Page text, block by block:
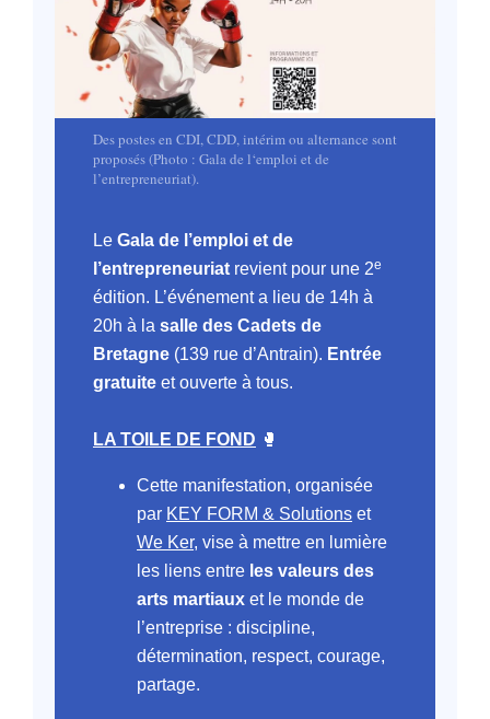
Des postes en CDI, CDD, intérim ou alternance sont
proposés (Photo : Gala de l‘emploi et de
l’entrepreneuriat).
Le Gala de l’emploi et de
l’entrepreneuriat revient pour une 2e
édition. L’événement a lieu de 14h à
20h à la salle des Cadets de
Bretagne (139 rue d’Antrain). Entrée
gratuite et ouverte à tous.
LA TOILE DE FOND 🥊
Cette manifestation, organisée
par KEY FORM & Solutions et
We Ker, vise à mettre en lumière
les liens entre les valeurs des
arts martiaux et le monde de
l’entreprise : discipline,
détermination, respect, courage,
partage.